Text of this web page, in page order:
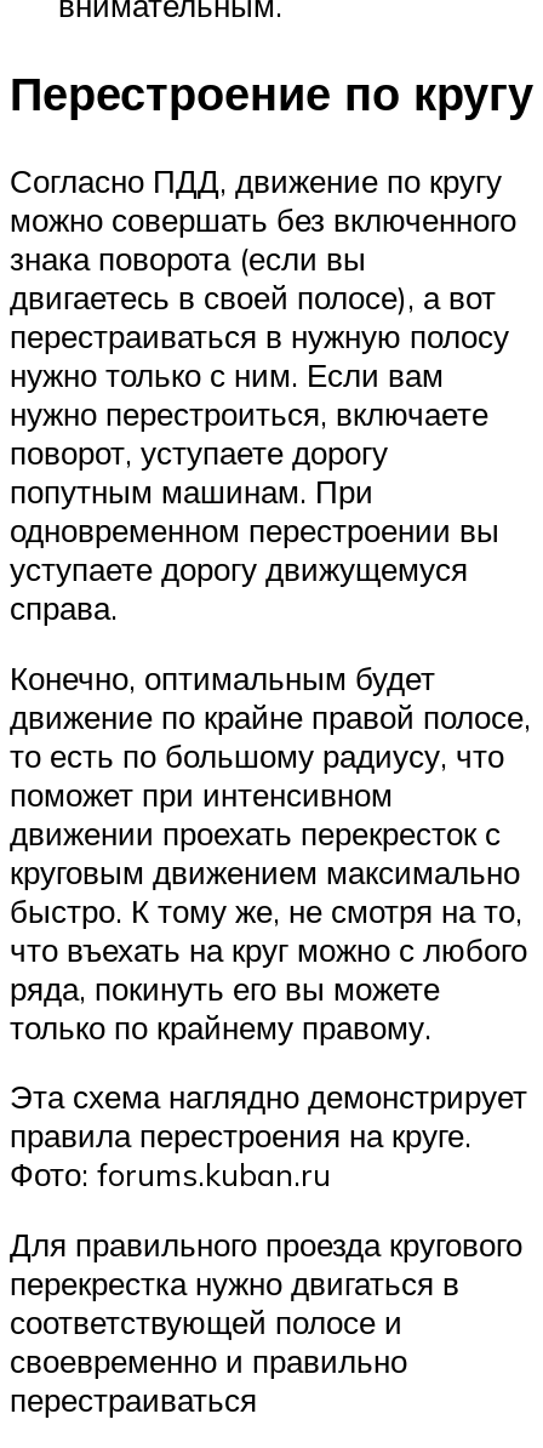
Перестроение по кругу
Согласно ПДД, движение по кругу
можно совершать без включенного
знака поворота (если вы
двигаетесь в своей полосе), а вот
перестраиваться в нужную полосу
нужно только с ним. Если вам
нужно перестроиться, включаете
поворот, уступаете дорогу
попутным машинам. При
одновременном перестроении вы
уступаете дорогу движущемуся
справа.
Конечно, оптимальным будет
движение по крайне правой полосе,
то есть по большому радиусу, что
поможет при интенсивном
движении проехать перекресток с
круговым движением максимально
быстро. К тому же, не смотря на то,
что въехать на круг можно с любого
ряда, покинуть его вы можете
только по крайнему правому.
Эта схема наглядно демонстрирует
правила перестроения на круге.
Фото: forums.kuban.ru
Для правильного проезда кругового
перекрестка нужно двигаться в
соответствующей полосе и
своевременно и правильно
перестраиваться